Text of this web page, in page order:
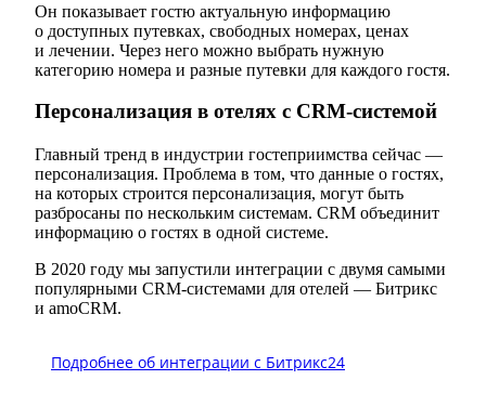
Он показывает гостю актуальную информацию
о доступных путевках, свободных номерах, ценах
и лечении. Через него можно выбрать нужную
категорию номера и разные путевки для каждого гостя.
Персонализация в отелях с CRM-системой
Главный тренд в индустрии гостеприимства сейчас —
персонализация. Проблема в том, что данные о гостях,
на которых строится персонализация, могут быть
разбросаны по нескольким системам. CRM объединит
информацию о гостях в одной системе.
В 2020 году мы запустили интеграции с двумя самыми
популярными CRM-системами для отелей — Битрикс
и amoCRM.
Подробнее об интеграции с Битрикс24